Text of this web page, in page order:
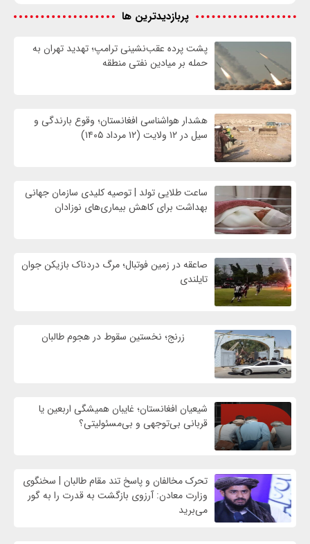
پربازدیدترین ها
پشت پرده عقب‌نشینی ترامپ؛ تهدید تهران به
حمله بر ميادين نفتی منطقه
هشدار هواشناسی افغانستان؛ وقوع بارندگی و
سیل در ۱۲ ولایت (۱۲ مرداد ۱۴۰۵)
ساعت طلایی تولد | توصیه کلیدی سازمان جهانی
بهداشت برای کاهش بیماری‌های نوزادان
صاعقه در زمین فوتبال؛ مرگ دردناک بازیکن جوان
تایلندی
زرنج؛ نخستین سقوط در هجوم طالبان
شیعیان افغانستان؛ غایبان همیشگی اربعین یا
قربانی بی‌توجهی و بی‌مسئولیتی؟
تحرک مخالفان و پاسخ تند مقام طالبان | سخنگوی
وزارت معادن: آرزوی بازگشت به قدرت را به گور
می‌برید